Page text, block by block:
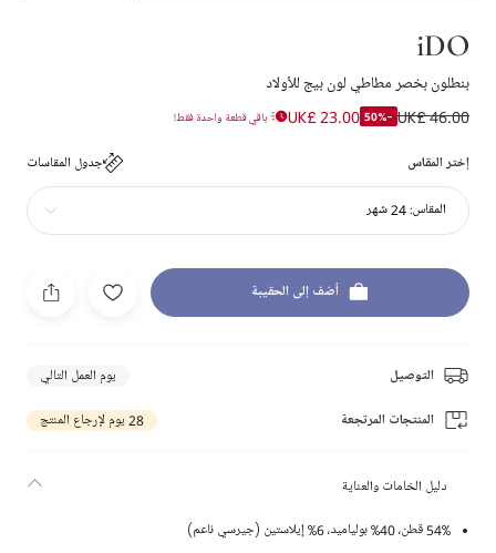
iDO
بنطلون بخصر مطاطي لون بيج للأولاد
UK£ 46.00
-50%
UK£ 23.00 باقي قطعة واحدة فقط!
إختر المقاس جدول المقاسات
المقاس:24 شهر
أضف إلى الحقيبة
التوصيل يوم العمل التالي
المنتجات المرتجعة 28 يوم لإرجاع المنتج
دليل الخامات والعناية
54% قطن، 40% بولياميد، 6% إيلاستين (جيرسي ناعم)